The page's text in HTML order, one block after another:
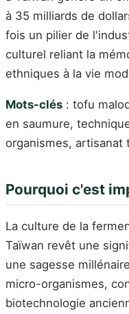
à 35 milliards de
fois un pilier de
culturel reliant la
ethniques à la vie
Mots-clés : tofu
en saumure,
organismes, artisanat
Pourquoi c'est
La culture de la
Taïwan revêt une
une sagesse
micro-organismes,
biotechnologie